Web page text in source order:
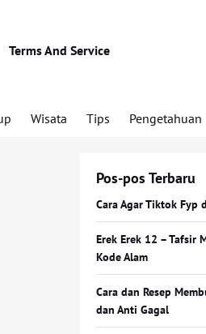
Terms And Service
Wisata Tips Pengetahuan
Pos-pos Terbaru
Cara Agar Tiktok Fyp
Erek Erek 12 – Tafsir
Kode Alam
Cara dan Resep
dan Anti Gagal